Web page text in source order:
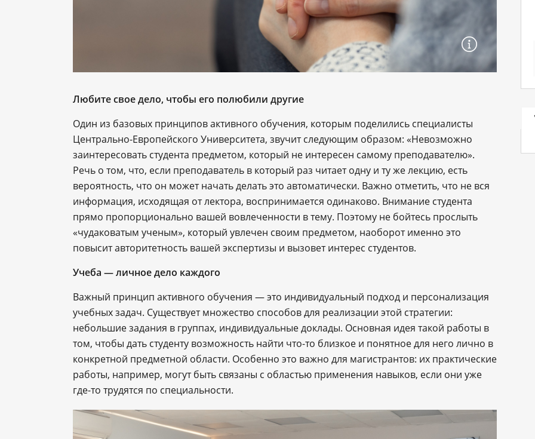
Любите свое дело, чтобы его полюбили другие
Один из базовых принципов активного обучения, которым поделились специалисты
Центрально-Европейского Университета, звучит следующим образом: «Невозможно
заинтересовать студента предметом, который не интересен самому преподавателю».
Речь о том, что, если преподаватель в который раз читает одну и ту же лекцию, есть
вероятность, что он может начать делать это автоматически. Важно отметить, что не вся
информация, исходящая от лектора, воспринимается одинаково. Внимание студента
прямо пропорционально вашей вовлеченности в тему. Поэтому не бойтесь прослыть
«чудаковатым ученым», который увлечен своим предметом, наоборот именно это
повысит авторитетность вашей экспертизы и вызовет интерес студентов.
Учеба — личное дело каждого
Важный принцип активного обучения — это индивидуальный подход и персонализация
учебных задач. Существует множество способов для реализации этой стратегии:
небольшие задания в группах, индивидуальные доклады. Основная идея такой работы в
том, чтобы дать студенту возможность найти что-то близкое и понятное для него лично в
конкретной предметной области. Особенно это важно для магистрантов: их практические
работы, например, могут быть связаны с областью применения навыков, если они уже
где-то трудятся по специальности.